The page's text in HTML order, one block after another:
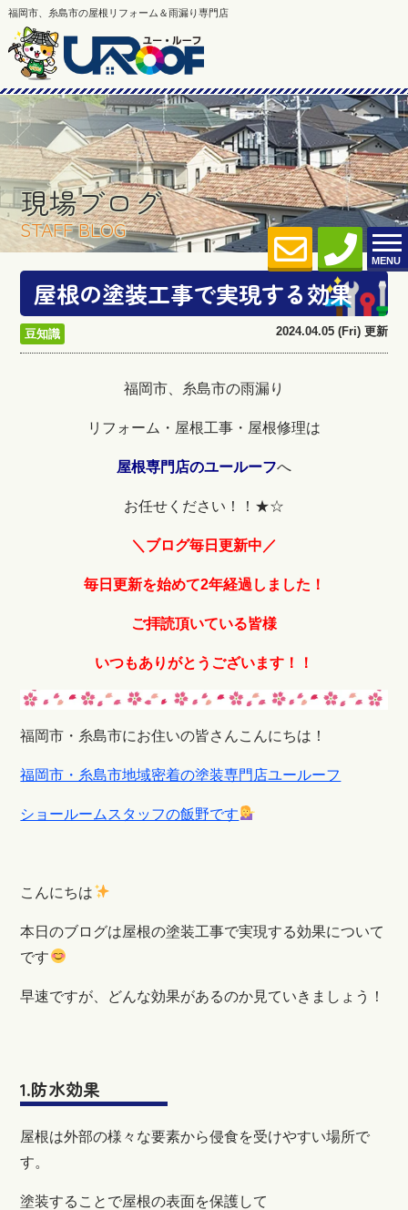
福岡市、糸島市の屋根リフォーム＆雨漏り専門店
MENU
現場ブログ
STAFF BLOG
屋根の塗装工事で実現する効果
豆知識 2024.04.05 (Fri) 更新
福岡市、糸島市の雨漏り
リフォーム・屋根工事・屋根修理は
屋根専門店のユールーフへ
お任せください！！★☆
＼ブログ毎日更新中／
毎日更新を始めて2年経過しました！
ご拝読頂いている皆様
いつもありがとうございます！！
福岡市・糸島市にお住いの皆さんこんにちは！
福岡市・糸島市地域密着の塗装専門店ユールーフ
ショールームスタッフの飯野です
こんにちは
本日のブログは屋根の塗装工事で実現する効果について
です
早速ですが、どんな効果があるのか見ていきましょう！
1.防水効果
屋根は外部の様々な要素から侵食を受けやすい場所で
す。
塗装することで屋根の表面を保護して